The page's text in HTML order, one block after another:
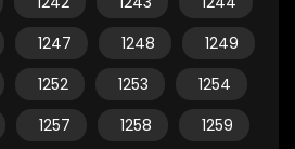
1247 1248
1249
1252 1253
1254
1257 1258
1259